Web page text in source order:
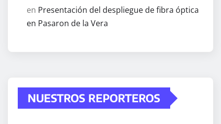
en Presentación del despliegue de fibra óptica
en Pasaron de la Vera
NUESTROS REPORTEROS